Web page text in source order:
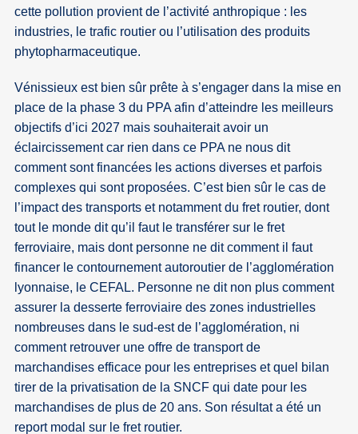
cette pollution provient de l’activité anthropique : les
industries, le trafic routier ou l’utilisation des produits
phytopharmaceutique.
Vénissieux est bien sûr prête à s’engager dans la mise en
place de la phase 3 du PPA afin d’atteindre les meilleurs
objectifs d’ici 2027 mais souhaiterait avoir un
éclaircissement car rien dans ce PPA ne nous dit
comment sont financées les actions diverses et parfois
complexes qui sont proposées. C’est bien sûr le cas de
l’impact des transports et notamment du fret routier, dont
tout le monde dit qu’il faut le transférer sur le fret
ferroviaire, mais dont personne ne dit comment il faut
financer le contournement autoroutier de l’agglomération
lyonnaise, le CEFAL. Personne ne dit non plus comment
assurer la desserte ferroviaire des zones industrielles
nombreuses dans le sud-est de l’agglomération, ni
comment retrouver une offre de transport de
marchandises efficace pour les entreprises et quel bilan
tirer de la privatisation de la SNCF qui date pour les
marchandises de plus de 20 ans. Son résultat a été un
report modal sur le fret routier.